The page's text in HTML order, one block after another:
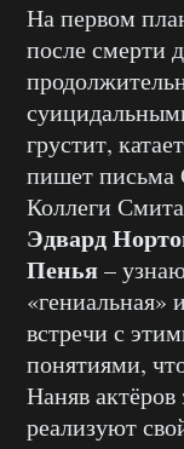
На первом
после смерти
грустит,
пишет
Коллеги
Эдвард
Пенья–
«гениальная»
встречи с
понятиями,
Наняв
реализуют